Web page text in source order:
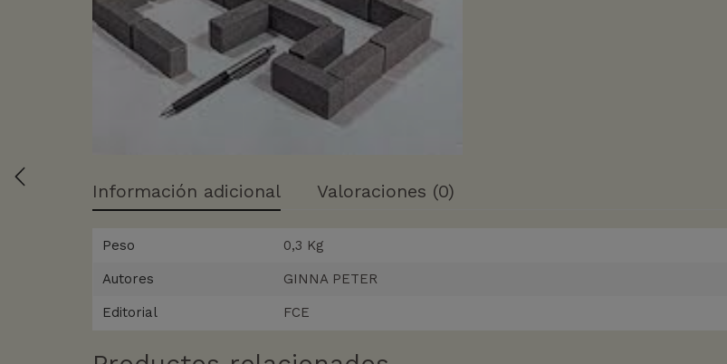
Información adicional Valoraciones (0)
Peso 0,3 Kg
Autores GINNA PETER
Editorial FCE